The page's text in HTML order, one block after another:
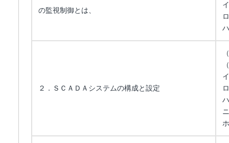
の監視制御とは、
２．ＳＣＡＤＡシステムの構成と設定